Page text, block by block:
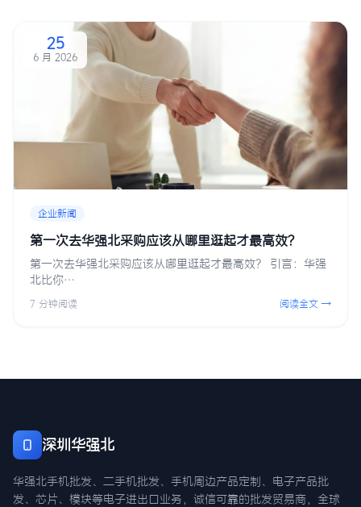
25
6 月 2026
企业新闻
第一次去华强北采购应该从哪里逛起才最高效？
第一次去华强北采购应该从哪里逛起才最高效？ 引言：华强
北比你…
7 分钟阅读 阅读全文 →
深圳华强北
华强北手机批发、二手机批发、手机周边产品定制、电子产品批
发、芯片、模块等电子进出口业务，诚信可靠的批发贸易商，全球